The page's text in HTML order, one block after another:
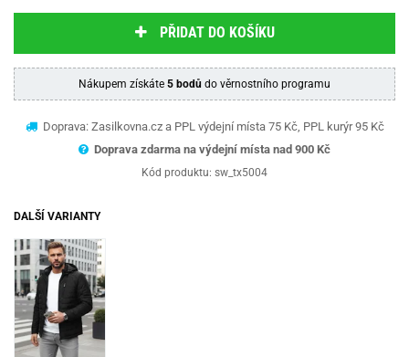
PŘIDAT DO KOŠÍKU
Nákupem získáte 5 bodů do věrnostního programu
Doprava: Zasilkovna.cz a PPL výdejní místa 75 Kč, PPL kurýr 95 Kč
Doprava zdarma na výdejní místa nad 900 Kč
Kód produktu: sw_tx5004
DALŠÍ VARIANTY